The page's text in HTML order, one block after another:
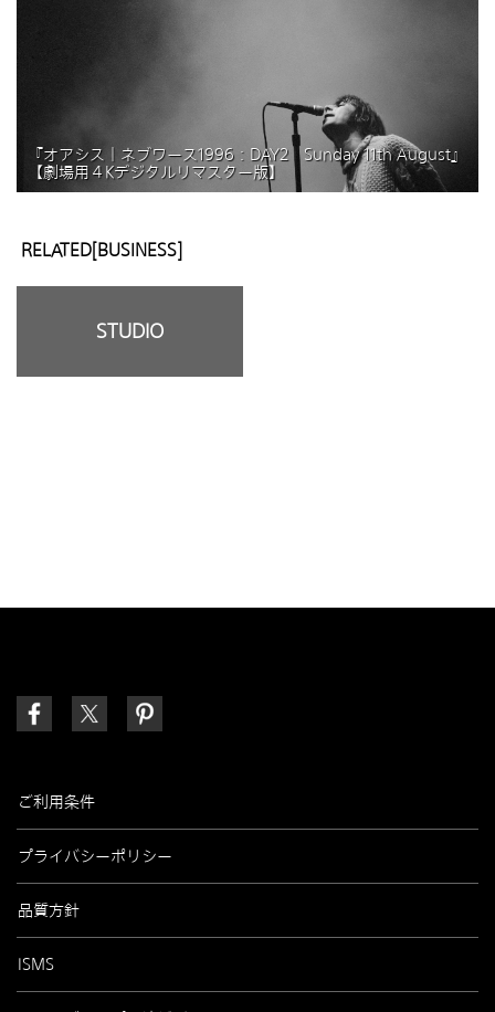
『オアシス｜ネブワース1996：DAY2 Sunday 11th August』
【劇場用４Kデジタルリマスター版】
RELATED[BUSINESS]
STUDIO
ご利用条件
プライバシーポリシー
品質方針
ISMS